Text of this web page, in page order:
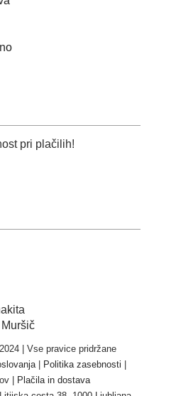
pri plačilih!
| Vse pravice pridržane
| Politika zasebnosti |
| Plačila in dostava